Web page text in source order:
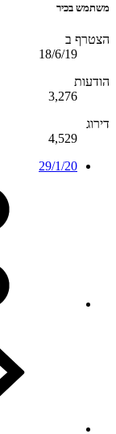
משתמש בכיר
הצטרף ב
18/6/19
הודעות
3,276
דירוג
4,529
29/1/20